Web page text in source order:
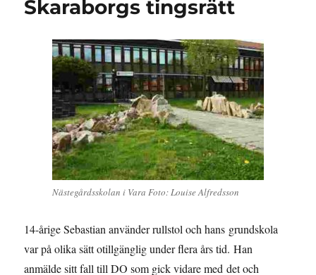
Skaraborgs tingsrätt
Nästegårdsskolan i Vara Foto: Louise Alfredsson
14-årige Sebastian använder rullstol och hans grundskola
var på olika sätt otillgänglig under flera års tid. Han
anmälde sitt fall till DO som gick vidare med det och